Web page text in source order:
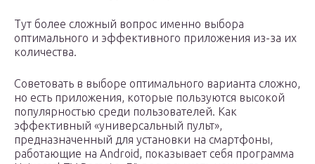
Тут более сложный вопрос именно выбора
оптимального и эффективного приложения из-за их
количества.
Советовать в выборе оптимального варианта сложно,
но есть приложения, которые пользуются высокой
популярностью среди пользователей. Как
эффективный «универсальный пульт»,
предназначенный для установки на смартфоны,
работающие на Android, показывает себя программа